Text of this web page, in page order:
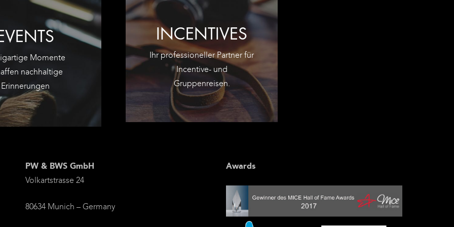
Momente
nachhaltige
Erinnerungen
SIE SICH
UNSEREN
EVENTS
INCENTIVES
Ihr professioneller Partner für
Incentive- und
Gruppenreisen.
PW & BWS GmbH
Volkartstrasse 24
80634 Munich – Germany
Awards